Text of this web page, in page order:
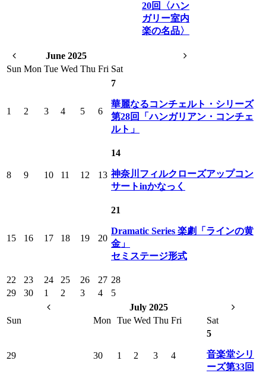
20回〈ハン
ガリー室内
楽の名品〉
June 2025
Sun Mon Tue Wed Thu Fri Sat
1 2 3 4 5 6
7
華麗なるコンチェルト・シリーズ
第28回「ハンガリアン・コンチェ
ルト」
8 9 10 11 12 13
14
神奈川フィルクローズアップコン
サートinかなっく
15 16 17 18 19 20
21
Dramatic Series 楽劇「ラインの黄
金」
セミステージ形式
22 23 24 25 26 27 28
29
30 1 2 3 4
5
July 2025
Sun
Mon Tue Wed Thu Fri Sat
29 30 1 2 3 4
5
音楽堂シリ
ーズ第33回